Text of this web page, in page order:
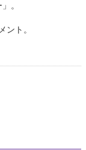
。
ント。